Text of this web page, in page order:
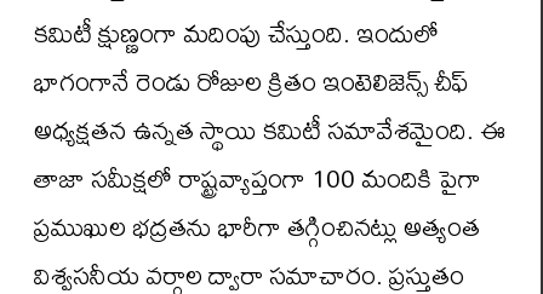
కమిటీ క్షుణ్ణంగా మదింపు చేస్తుంది. ఇందులో
భాగంగానే రెండు రోజుల క్రితం ఇంటెలిజెన్స్ చీఫ్
అధ్యక్షతన ఉన్నత స్థాయి కమిటీ సమావేశమైంది. ఈ
తాజా సమీక్షలో రాష్ట్రవ్యాప్తంగా 100 మందికి పైగా
ప్రముఖుల భద్రతను భారీగా తగ్గించినట్లు అత్యంత
విశ్వసనీయ వర్గాల ద్వారా సమాచారం. ప్రస్తుతం